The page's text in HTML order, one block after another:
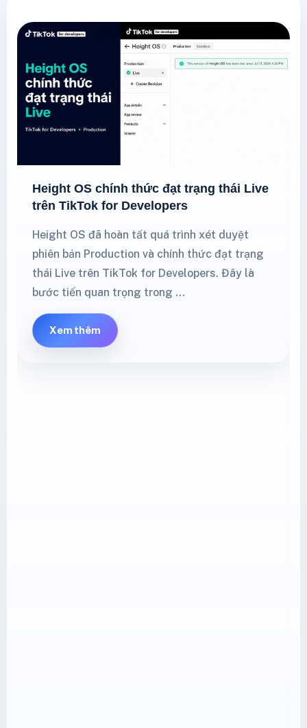
Height OS chính thức đạt trạng thái Live
trên TikTok for Developers
Height OS đã hoàn tất quá trình xét duyệt
phiên bản Production và chính thức đạt trạng
thái Live trên TikTok for Developers. Đây là
bước tiến quan trọng trong …
Xem thêm